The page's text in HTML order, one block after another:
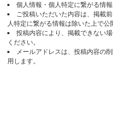
個人情報・個人特定に繋がる情報
ご投稿いただいた内容は、掲載
人特定に繋がる情報は除いた上で公
投稿内容により、掲載できない
ください。
メールアドレスは、投稿内容の
用します。